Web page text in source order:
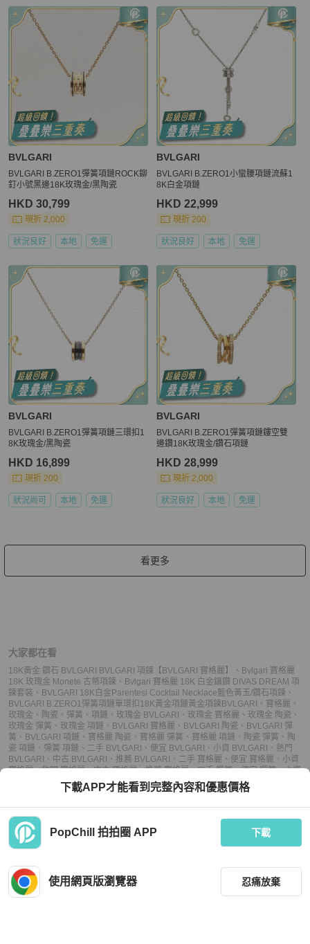
BVLGARI
BVLGARI B.ZERO1彈簧項鏈ROCK鉚
釘小號黑邊18K玫瑰金/黑陶瓷
HKD 30,799
現折 2,000
狀況良好 本地 免運
BVLGARI
BVLGARI B.ZERO1小蠻腰項鏈流蘇1
8K白金項鏈
HKD 22,999
現折 200
狀況良好 本地 免運
BVLGARI
BVLGARI B.ZERO1彈簧項鏈三環扣1
8K玫瑰金/黑陶瓷
HKD 16,899
現折 200
狀況尚可 本地 免運
BVLGARI
BVLGARI B.ZERO1彈簧項鏈鏤空雙
邊鑽18K玫瑰金/鑽石項鏈
HKD 28,999
現折 2,000
狀況良好 本地 免運
看更多
大家都在看
18K黃金 鑽石 BVLGARI BVLGARI 項鍊【BVLGARI 寶格麗】 、 Bvlgari 寶格麗
18K 玫瑰金 Monete 古幣項鍊 、 Bvlgari 寶格麗 18K 白金鑲鑽 DIVAS DREAM 項
鍊套裝 、 BVLGARI 18K白金Parentesi Cocktail Necklace藍色黃玉/鑽石項鍊 、
BVLGARI B.ZERO1彈簧項鏈單環扣18K黃金項鏈黃金項鍊BVLGARI 、 寶格麗 、
玫瑰金 、 陶瓷 、 彈簧 、 項鏈 、 玫瑰金 BVLGARI 、 玫瑰金 寶格麗 、 玫瑰金 陶瓷 、
玫瑰金 彈簧 、 玫瑰金 項鏈 、 BVLGARI 寶格麗 、 BVLGARI 陶瓷 、 BVLGARI 彈
簧 、 BVLGARI 項鏈 、 寶格麗 陶瓷 、 寶格麗 彈簧 、 寶格麗 項鏈 、 陶瓷 彈簧 、 陶
瓷 項鏈 、 彈簧 項鏈 、 二手 BVLGARI 、 便宜 BVLGARI 、 小資 BVLGARI 、 熱門
BVLGARI 、 中古 BVLGARI 、 推薦 BVLGARI 、 二手 寶格麗 、 便宜 寶格麗 、 小資
寶格麗、熱門 寶格麗、中古 寶格麗、推薦 寶格麗、二手 彈簧、便宜 彈簧、小資
熱門 彈簧、中古 彈簧 、推薦 彈簧、二手 項鏈、便宜 項鏈、
中古 項鏈、 推薦 項鏈
下載APP才能看到完整內容和優惠價格
PopChill 拍拍圈 APP 下載
使用網頁版瀏覽器 忍痛放棄